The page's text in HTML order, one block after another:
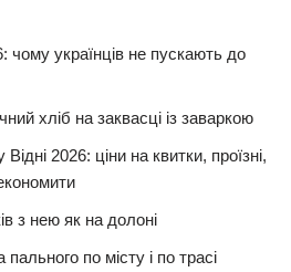
чому українців не пускають до
хліб на заквасці із заваркою
2026: ціни на квитки, проїзні,
з нею як на долоні
по місту і по трасі